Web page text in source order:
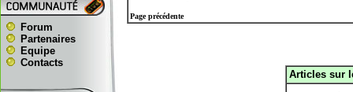
Forum
Partenaires
Equipe
Contacts
Page précédente
Articles sur